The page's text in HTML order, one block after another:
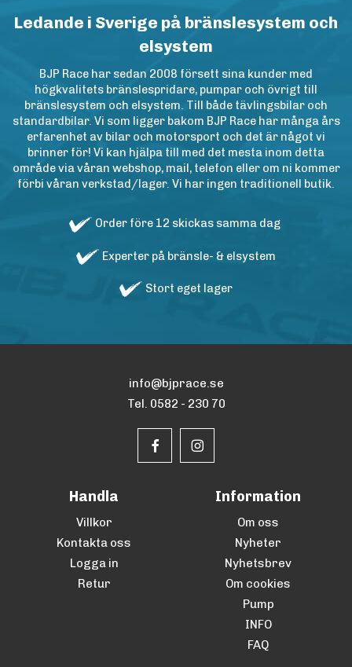
Ledande i Sverige på bränslesystem och
elsystem
BJP Race har sedan 2008 försett sina kunder med
högkvalitets bränslespridare, pumpar och övrigt till
bränslesystem och elsystem. Till både tävlingsbilar och
standardbilar. Vi som ligger bakom BJP Race har många års
erfarenhet av bilar och motorsport och det är något vi
brinner för! Vi kan hjälpa till med det mesta inom detta
område via våran webshop, mail, telefon eller om ni kommer
förbi våran verkstad/lager. Vi har ingen traditionell butik.
Order före 12 skickas samma dag
Experter på bränsle- & elsystem
Stort eget lager
info@bjprace.se
Tel. 0582 - 230 70
Handla
Villkor
Kontakta oss
Logga in
Retur
Information
Om oss
Nyheter
Nyhetsbrev
Om cookies
Pump
INFO
FAQ